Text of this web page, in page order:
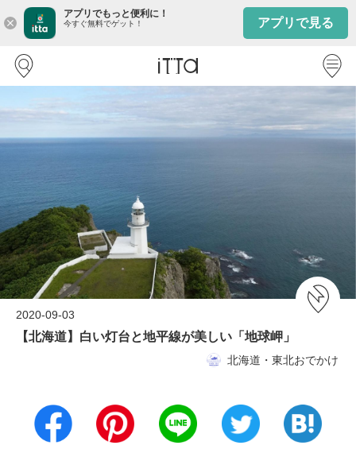
close
アプリでもっと便利に！
今すぐ無料でゲット！ アプリで見る
2020-09-03
【北海道】白い灯台と地平線が美しい「地球岬」
北海道・東北おでかけ